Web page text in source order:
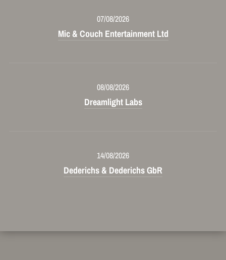
07/08/2026
Mic & Couch Entertainment Ltd
08/08/2026
Dreamlight Labs
14/08/2026
Dederichs & Dederichs GbR